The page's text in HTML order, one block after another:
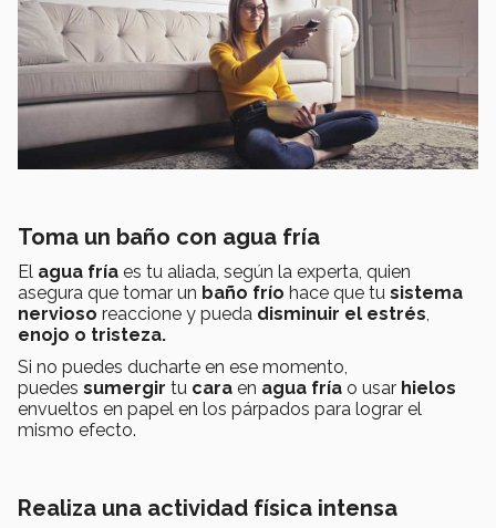
Toma un baño con agua fría
El agua fría es tu aliada, según la experta, quien
asegura que tomar un baño frío hace que tu sistema
nervioso reaccione y pueda disminuir el estrés,
enojo o tristeza.
Si no puedes ducharte en ese momento,
puedes sumergir tu cara en agua fría o usar hielos
envueltos en papel en los párpados para lograr el
mismo efecto.
Realiza una actividad física intensa